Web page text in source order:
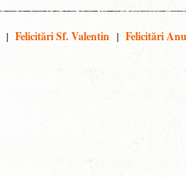
| Felicitări Sf. Valentin | Felicitări